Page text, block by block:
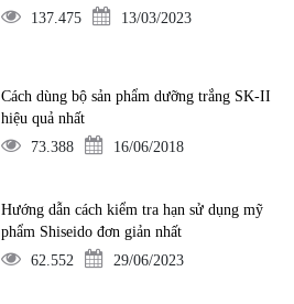
137.475
13/03/2023
Cách dùng bộ sản phẩm dưỡng trắng SK-II
hiệu quả nhất
73.388
16/06/2018
Hướng dẫn cách kiểm tra hạn sử dụng mỹ
phẩm Shiseido đơn giản nhất
62.552
29/06/2023